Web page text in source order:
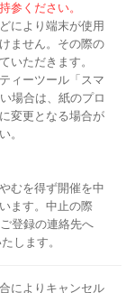
参ください。
により端末が使用
ません。その際の
いただきます。
ィーツール「スマ
場合は、紙のプロ
変更となる場合が
。
むを得ず開催を中
ます。中止の際
登録の連絡先へ
します。
によりキャンセル